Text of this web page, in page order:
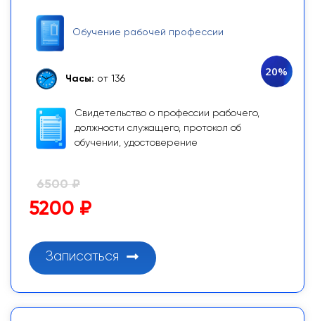
Обучение рабочей профессии
Часы: от 136
Свидетельство о профессии рабочего,
должности служащего, протокол об
обучении, удостоверение
20%
6500 ₽
5200 ₽
Записаться